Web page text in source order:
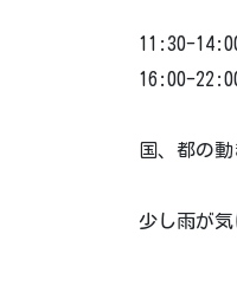
11:30-
16:00-
国、都の
少し雨が